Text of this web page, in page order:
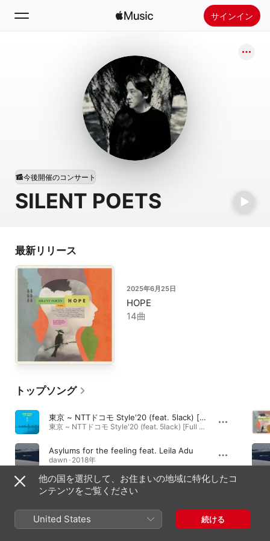
サインイン
新着おすすめ
Apple Musicをインストール
SILENT POETS
今後開催のコンサート
最新リリース
2025年6月25日
HOPE
14曲
トップソング
東京 ~ NTTドコモ Style'20 (feat. 5lack) [Full Version]
東京 ~ NTTドコモ Style'20 (feat. 5lack) [Full Version] - EP · 2016年
Asylums for the feeling feat. Leila Adu
dawn · 2018年
Chariot I Plead feat. Tim Smith
HOPE · 2025年
他の国を選択して、お住まいの地域に特化したコ
ンテンツをご覧ください
United States 続ける